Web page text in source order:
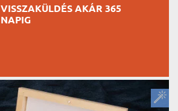
VISSZAKÜLDÉS AKÁR 365
NAPIG